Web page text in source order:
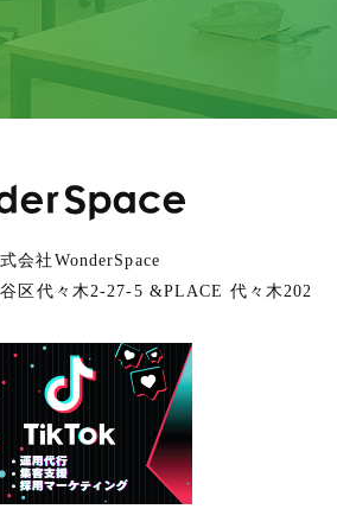
会社WonderSpace
区代々木2-27-5 &PLACE 代々木202